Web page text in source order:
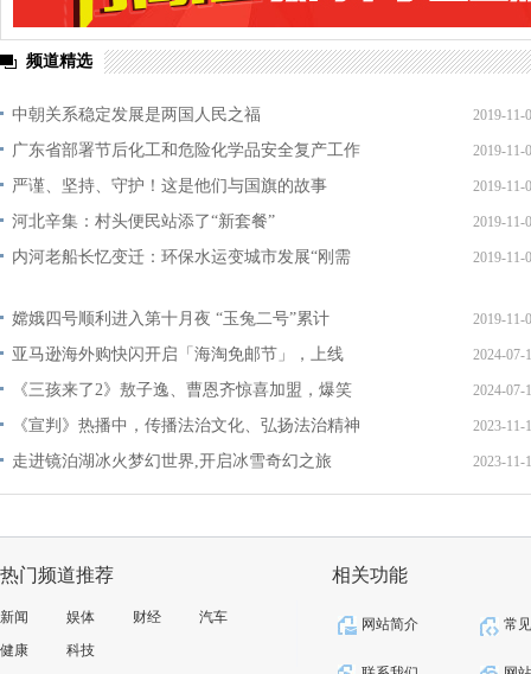
频道精选
中朝关系稳定发展是两国人民之福 2019-11-
广东省部署节后化工和危险化学品安全复产工作 2019-11-
严谨、坚持、守护！这是他们与国旗的故事 2019-11-
河北辛集：村头便民站添了“新套餐” 2019-11-
内河老船长忆变迁：环保水运变城市发展“刚需 2019-11-
嫦娥四号顺利进入第十月夜 “玉兔二号”累计 2019-11-
亚马逊海外购快闪开启「海淘免邮节」，上线 2024-07-
《三孩来了2》敖子逸、曹恩齐惊喜加盟，爆笑 2024-07-
《宣判》热播中，传播法治文化、弘扬法治精神 2023-11-
走进镜泊湖冰火梦幻世界,开启冰雪奇幻之旅 2023-11-
热门频道推荐
新闻 娱体 财经
汽车
健康
科技
相关功能
网站简介 常